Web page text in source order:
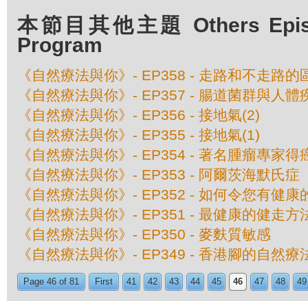
本節目其他主題 Others
Program
《自然療法與你》- EP358 - 走路和不走路的
《自然療法與你》- EP357 - 腸道菌群與人體
《自然療法與你》- EP356 - 接地氣(2)
《自然療法與你》- EP355 - 接地氣(1)
《自然療法與你》- EP354 - 著名腫瘤專家得
《自然療法與你》- EP353 - 阿爾茨海默氏症
《自然療法與你》- EP352 - 如何令您有健康
《自然療法與你》- EP351 - 最健康的健走方
《自然療法與你》- EP350 - 麥麩質敏感
《自然療法與你》- EP349 - 香港腳的自然療
Page 46 of 81 First 41 42 43 44 45 46 47 48 49